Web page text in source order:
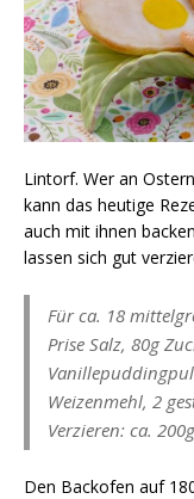
Lintorf. Wer an
kann das heutige
auch mit ihnen
lassen sich gut
Für ca. 18
Prise Salz, 80g
Weizenmehl, 2
Verzieren: ca.
Den Backofen auf